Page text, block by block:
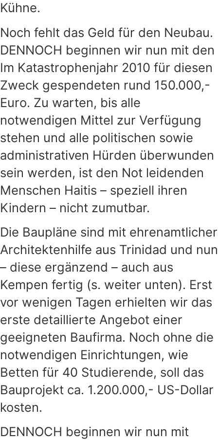
Kühne.
Noch fehlt das Geld für den Neubau.
DENNOCH beginnen wir nun mit den
Im Katastrophenjahr 2010 für diesen
Zweck gespendeten rund 150.000,-
Euro. Zu warten, bis alle
notwendigen Mittel zur Verfügung
stehen und alle politischen sowie
administrativen Hürden überwunden
sein werden, ist den Not leidenden
Menschen Haitis – speziell ihren
Kindern – nicht zumutbar.
Die Baupläne sind mit ehrenamtlicher
Architektenhilfe aus Trinidad und nun
– diese ergänzend – auch aus
Kempen fertig (s. weiter unten). Erst
vor wenigen Tagen erhielten wir das
erste detaillierte Angebot einer
geeigneten Baufirma. Noch ohne die
notwendigen Einrichtungen, wie
Betten für 40 Studierende, soll das
Bauprojekt ca. 1.200.000,- US-Dollar
kosten.
DENNOCH beginnen wir nun mit